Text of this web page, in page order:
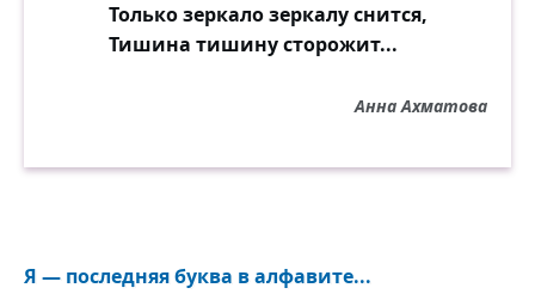
Только зеркало зеркалу снится,
Тишина тишину сторожит...
Анна Ахматова
Я — последняя буква в алфавите...